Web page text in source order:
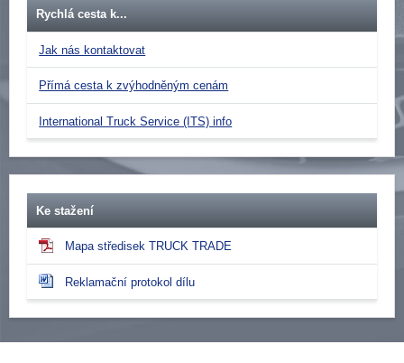
Rychlá cesta k...
Jak nás kontaktovat
Přímá cesta k zvýhodněným cenám
International Truck Service (ITS) info
Ke stažení
Mapa středisek TRUCK TRADE
Reklamační protokol dílu